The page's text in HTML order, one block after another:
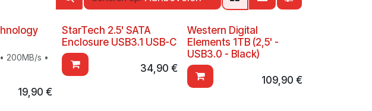
200MB/s •
19,90 €
StarTech 2.5' SATA
Enclosure USB3.1 USB-C
34,90 €
Western Digital
Elements 1TB (2,5' -
USB3.0 - Black)
109,90 €